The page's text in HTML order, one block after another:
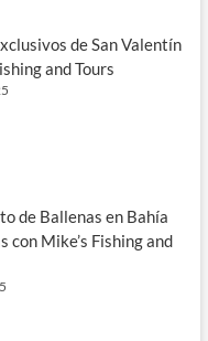
de San Valentín
and Tours
de Ballenas en Bahía
con Mike’s Fishing and